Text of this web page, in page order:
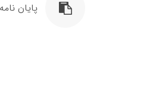
پایان